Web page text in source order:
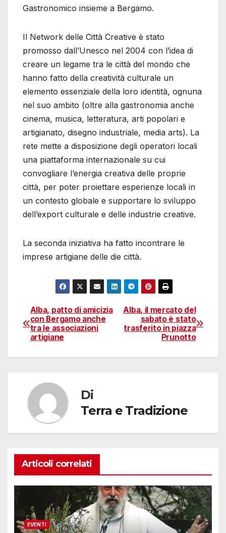
Gastronomico insieme a Bergamo.
Il Network delle Città Creative è stato
promosso dall’Unesco nel 2004 con l’idea di
creare un legame tra le città del mondo che
hanno fatto della creatività culturale un
elemento essenziale della loro identità, ognuna
nel suo ambito (oltre alla gastronomia anche
cinema, musica, letteratura, arti popolari e
artigianato, disegno industriale, media arts). La
rete mette a disposizione degli operatori locali
una piattaforma internazionale su cui
convogliare l’energia creativa delle proprie
città, per poter proiettare esperienze locali in
un contesto globale e supportare lo sviluppo
dell’export culturale e delle industrie creative.
La seconda iniziativa ha fatto incontrare le
imprese artigiane delle die città.
Navigazione
articoli
Alba, il mercato del
sabato è stato
trasferito in piazza
Prunotto
Alba, patto di amicizia
con Bergamo anche
tra le associazioni
artigiane
Di
Terra e Tradizione
Articoli correlati
EVENTI